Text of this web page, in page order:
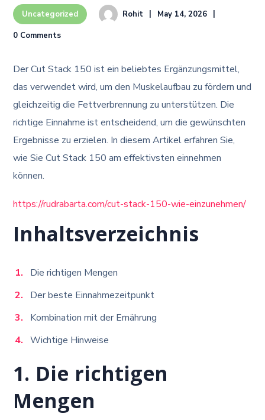
Uncategorized Rohit May 14, 2026
0 Comments
Der Cut Stack 150 ist ein beliebtes Ergänzungsmittel,
das verwendet wird, um den Muskelaufbau zu fördern und
gleichzeitig die Fettverbrennung zu unterstützen. Die
richtige Einnahme ist entscheidend, um die gewünschten
Ergebnisse zu erzielen. In diesem Artikel erfahren Sie,
wie Sie Cut Stack 150 am effektivsten einnehmen
können.
https://rudrabarta.com/cut-stack-150-wie-einzunehmen/
Inhaltsverzeichnis
Die richtigen Mengen
Der beste Einnahmezeitpunkt
Kombination mit der Ernährung
Wichtige Hinweise
1. Die richtigen
Mengen